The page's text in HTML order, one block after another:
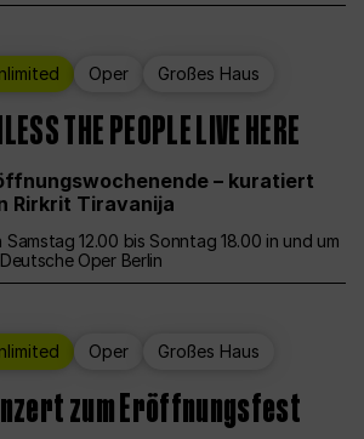
Oper Großes Haus
THE PEOPLE LIVE HERE
– kuratiert
Rirkrit Tiravanija
Samstag 12.00 bis Sonntag 18.00 in und um
Oper Berlin
Oper Großes Haus
zum Eröffnungsfest